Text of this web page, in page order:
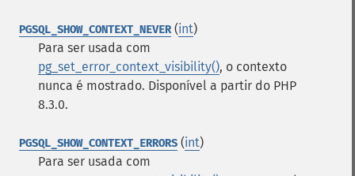
PGSQL_SHOW_CONTEXT_NEVER(int)
Para ser usada com
pg_set_error_context_visibility(), o contexto
nunca é mostrado. Disponível a partir do PHP
8.3.0.
PGSQL_SHOW_CONTEXT_ERRORS (int)
Para ser usada com